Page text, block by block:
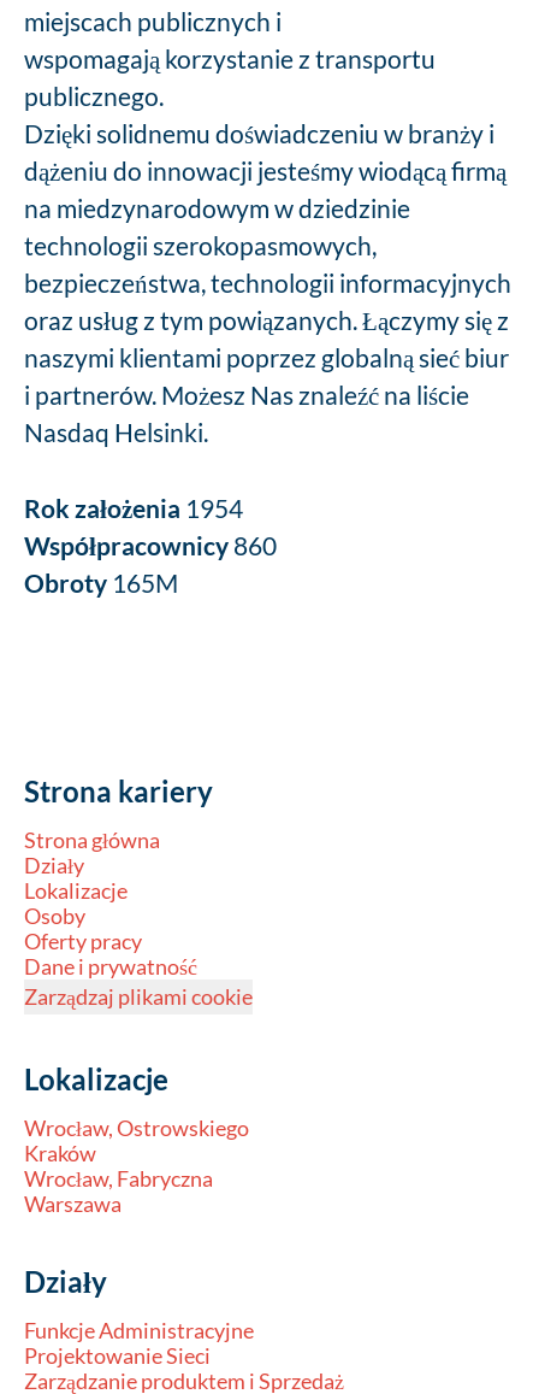
miejscach publicznych i
wspomagają korzystanie z transportu
publicznego.
Dzięki solidnemu doświadczeniu w branży i
dążeniu do innowacji jesteśmy wiodącą firmą
na miedzynarodowym w dziedzinie
technologii szerokopasmowych,
bezpieczeństwa, technologii informacyjnych
oraz usług z tym powiązanych. Łączymy się z
naszymi klientami poprzez globalną sieć biur
i partnerów. Możesz Nas znaleźć na liście
Nasdaq Helsinki.
Rok założenia 1954
Współpracownicy 860
Obroty 165M
Strona kariery
Strona główna
Działy
Lokalizacje
Osoby
Oferty pracy
Dane i prywatność
Zarządzaj plikami cookie
Lokalizacje
Wrocław, Ostrowskiego
Kraków
Wrocław, Fabryczna
Warszawa
Działy
Funkcje Administracyjne
Projektowanie Sieci
Zarządzanie produktem i Sprzedaż